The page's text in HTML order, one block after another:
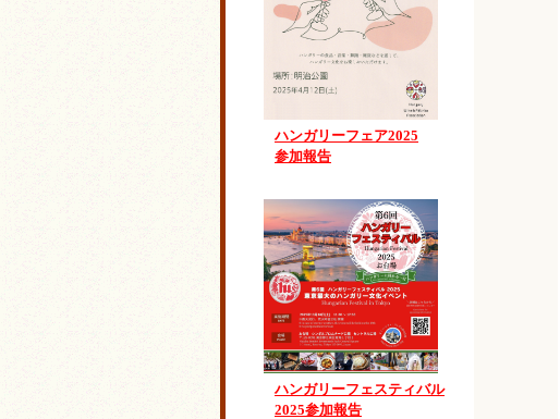
ハンガリーフェア2025
参加報告
ハンガリーフェスティバル
2025参加報告